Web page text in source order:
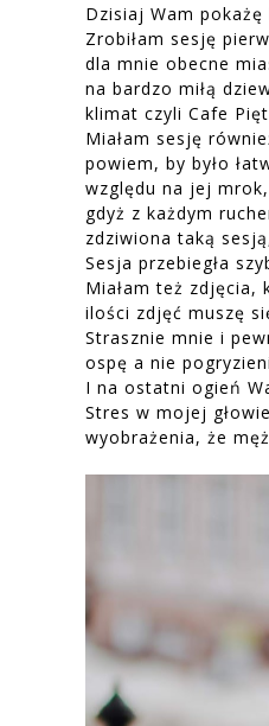
Dzisiaj Wam
Zrobiłam sesję
dla mnie obecne
na bardzo miłą
klimat czyli Cafe
Miałam sesję
powiem, by było
względu na jej
gdyż z każdym
zdziwiona taką
Sesja przebiegła
Miałam też zdjęcia,
ilości zdjęć muszę
Strasznie mnie i
ospę a nie
I na ostatni ogień
Stres w mojej
wyobrażenia, że